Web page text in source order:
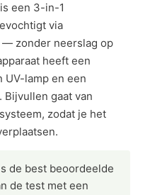
een 3-in-1
via
zonder neerslag op
heeft een
lamp en een
gaat van
zodat je het
de best beoordeelde
de test met een